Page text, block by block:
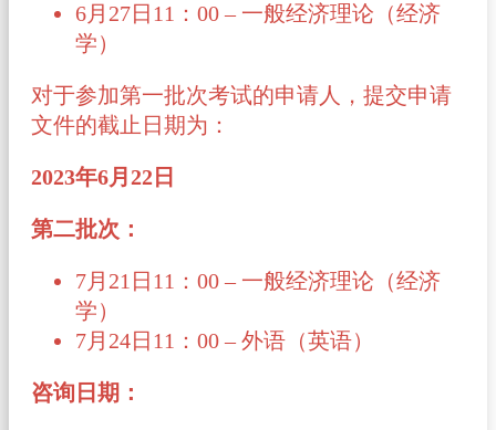
6月27日11：00 – 一般经济理论（经济
学）
对于参加第一批次考试的申请人，提交申请
文件的截止日期为：
2023年6月22日
第二批次：
7月21日11：00 – 一般经济理论（经济
学）
7月24日11：00 – 外语（英语）
咨询日期：